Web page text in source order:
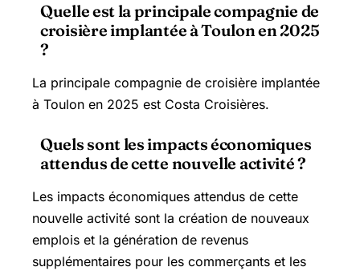
Quelle est la principale compagnie de
croisière implantée à Toulon en 2025
?
La principale compagnie de croisière implantée
à Toulon en 2025 est Costa Croisières.
Quels sont les impacts économiques
attendus de cette nouvelle activité ?
Les impacts économiques attendus de cette
nouvelle activité sont la création de nouveaux
emplois et la génération de revenus
supplémentaires pour les commerçants et les